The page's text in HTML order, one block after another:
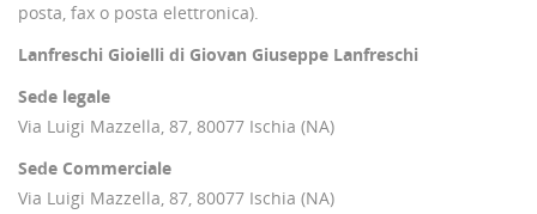
posta, fax o posta elettronica).
Lanfreschi Gioielli di Giovan Giuseppe Lanfreschi
Sede legale
Via Luigi Mazzella, 87, 80077 Ischia (NA)
Sede Commerciale
Via Luigi Mazzella, 87, 80077 Ischia (NA)